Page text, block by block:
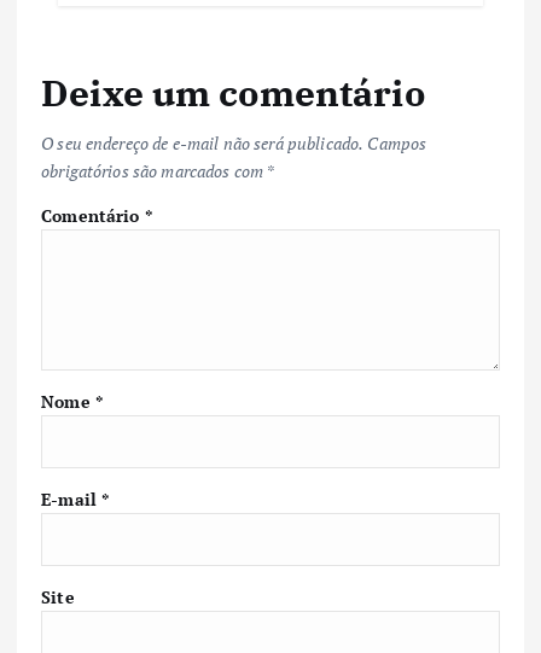
Deixe um comentário
O seu endereço de e-mail não será publicado. Campos
obrigatórios são marcados com *
Comentário *
Nome *
E-mail*
Site